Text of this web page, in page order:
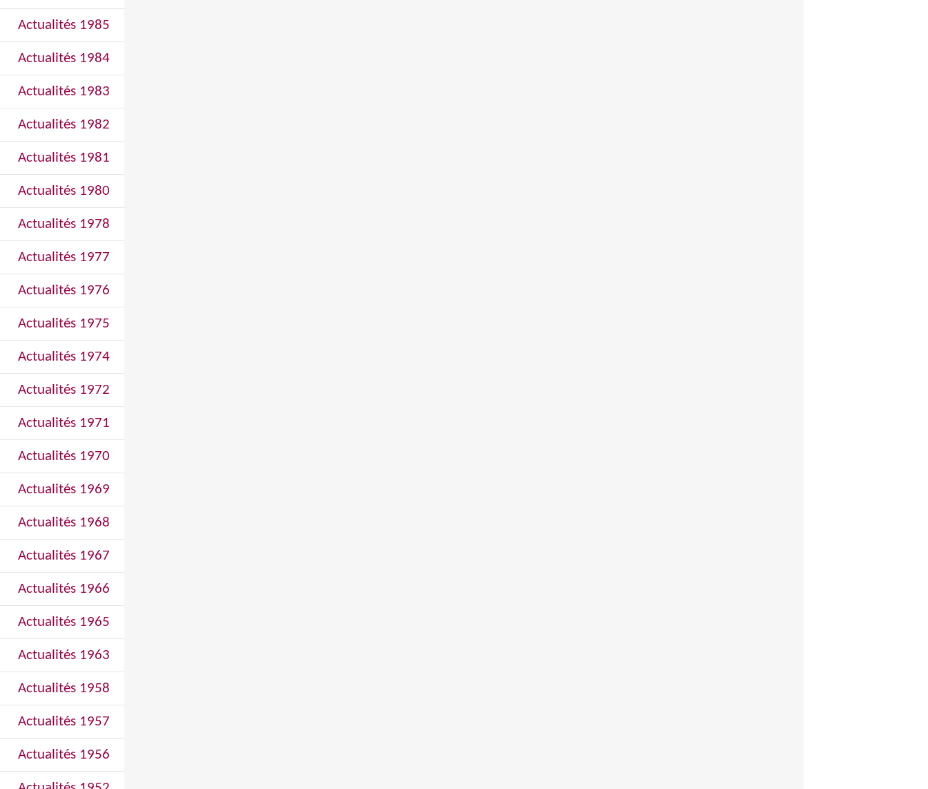
Actualités 1985
Actualités 1984
Actualités 1983
Actualités 1982
Actualités 1981
Actualités 1980
Actualités 1978
Actualités 1977
Actualités 1976
Actualités 1975
Actualités 1974
Actualités 1972
Actualités 1971
Actualités 1970
Actualités 1969
Actualités 1968
Actualités 1967
Actualités 1966
Actualités 1965
Actualités 1963
Actualités 1958
Actualités 1957
Actualités 1956